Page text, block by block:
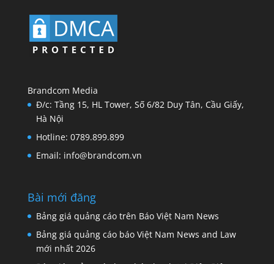
Brandcom Media
Đ/c: Tầng 15, HL Tower, Số 6/82 Duy Tân, Cầu Giấy,
Hà Nội
Hotline: 0789.899.899
Email: info@brandcom.vn
Bài mới đăng
Bảng giá quảng cáo trên Báo Việt Nam News
Bảng giá quảng cáo báo Việt Nam News and Law
mới nhất 2026